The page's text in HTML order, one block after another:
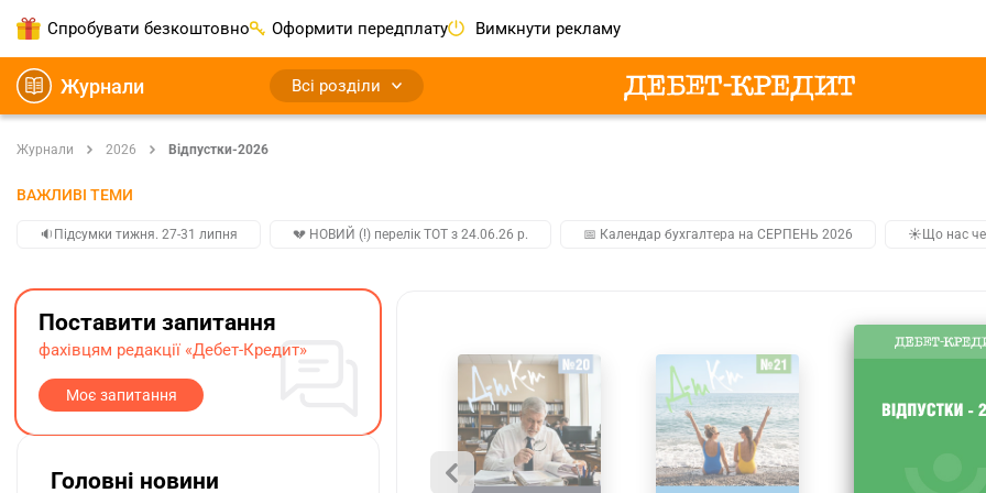
Спробувати безкоштовно Оформити передплату Вимкнути рекламу
Журнали Всі розділи
Журнали 2026 Відпустки-2026
ВАЖЛИВІ ТЕМИ
🔉Підсумки тижня. 27-31 липня 💔 НОВИЙ (!) перелік ТОТ з 24.06.26 р. 📅 Календар бухгалтера на СЕРПЕНЬ 2026 ☀️Що нас
Поставити запитання
фахівцям редакції «Дебет-Кредит»
Моє запитання
Головні новини